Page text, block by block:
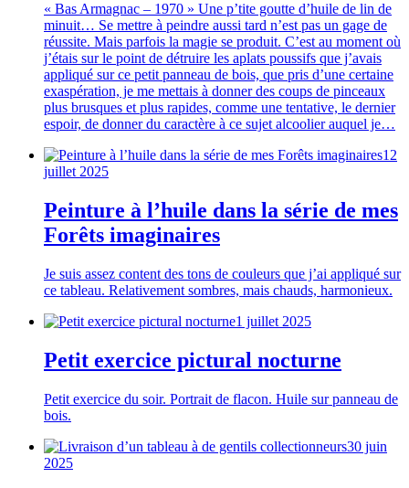
« Bas Armagnac – 1970 » Une p’tite goutte d’huile de lin de
minuit… Se mettre à peindre aussi tard n’est pas un gage de
réussite. Mais parfois la magie se produit. C’est au moment où
j’étais sur le point de détruire les aplats poussifs que j’avais
appliqué sur ce petit panneau de bois, que pris d’une certaine
exaspération, je me mettais à donner des coups de pinceaux
plus brusques et plus rapides, comme une tentative, le dernier
espoir, de donner du caractère à ce sujet alcoolier auquel je…
12
juillet 2025
Peinture à l’huile dans la série de mes
Forêts imaginaires
Je suis assez content des tons de couleurs que j’ai appliqué sur
ce tableau. Relativement sombres, mais chauds, harmonieux.
1 juillet 2025
Petit exercice pictural nocturne
Petit exercice du soir. Portrait de flacon. Huile sur panneau de
bois.
30 juin
2025